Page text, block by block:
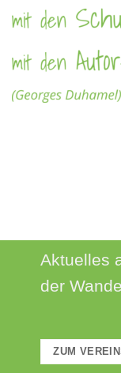
Aktuelles
der
ZUM